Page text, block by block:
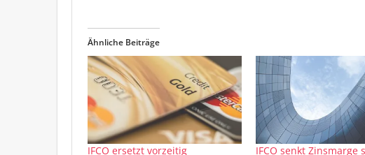
Ähnliche Beiträge
IFCO ersetzt vorzeitig IFCO senkt Zinsmarge